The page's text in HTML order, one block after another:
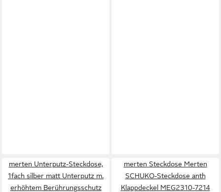
merten Unterputz-Steckdose,
1fach silber matt Unterputz m.
erhöhtem Berührungsschutz
merten Steckdose Merten
SCHUKO-Steckdose anth
Klappdeckel MEG2310-7214